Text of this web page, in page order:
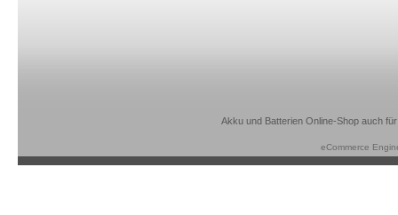
Akku und Batterien Online-Shop auch
eCommerce